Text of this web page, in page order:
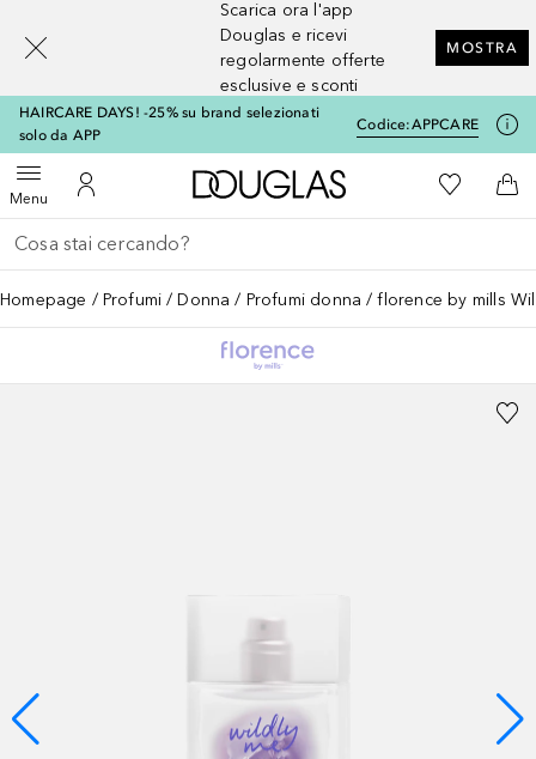
Scarica ora l'app
Douglas e ricevi
regolarmente offerte
esclusive e sconti
MOSTRA
HAIRCARE DAYS! -25% su brand selezionati
solo da APP
Codice:APPCARE
MenuApri menuAl Mio Account
A Douglas HomeAlla Mia
Al
Torna indietro
Esegui ricerca
Homepage Profumi Donna Profumi donna florence by mills
[navigation.slideout.screenreader]